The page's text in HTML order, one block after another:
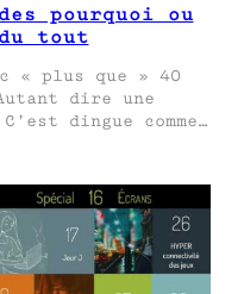
pourquoi ou
tout
« plus que » 40
dire une
dingue comme…